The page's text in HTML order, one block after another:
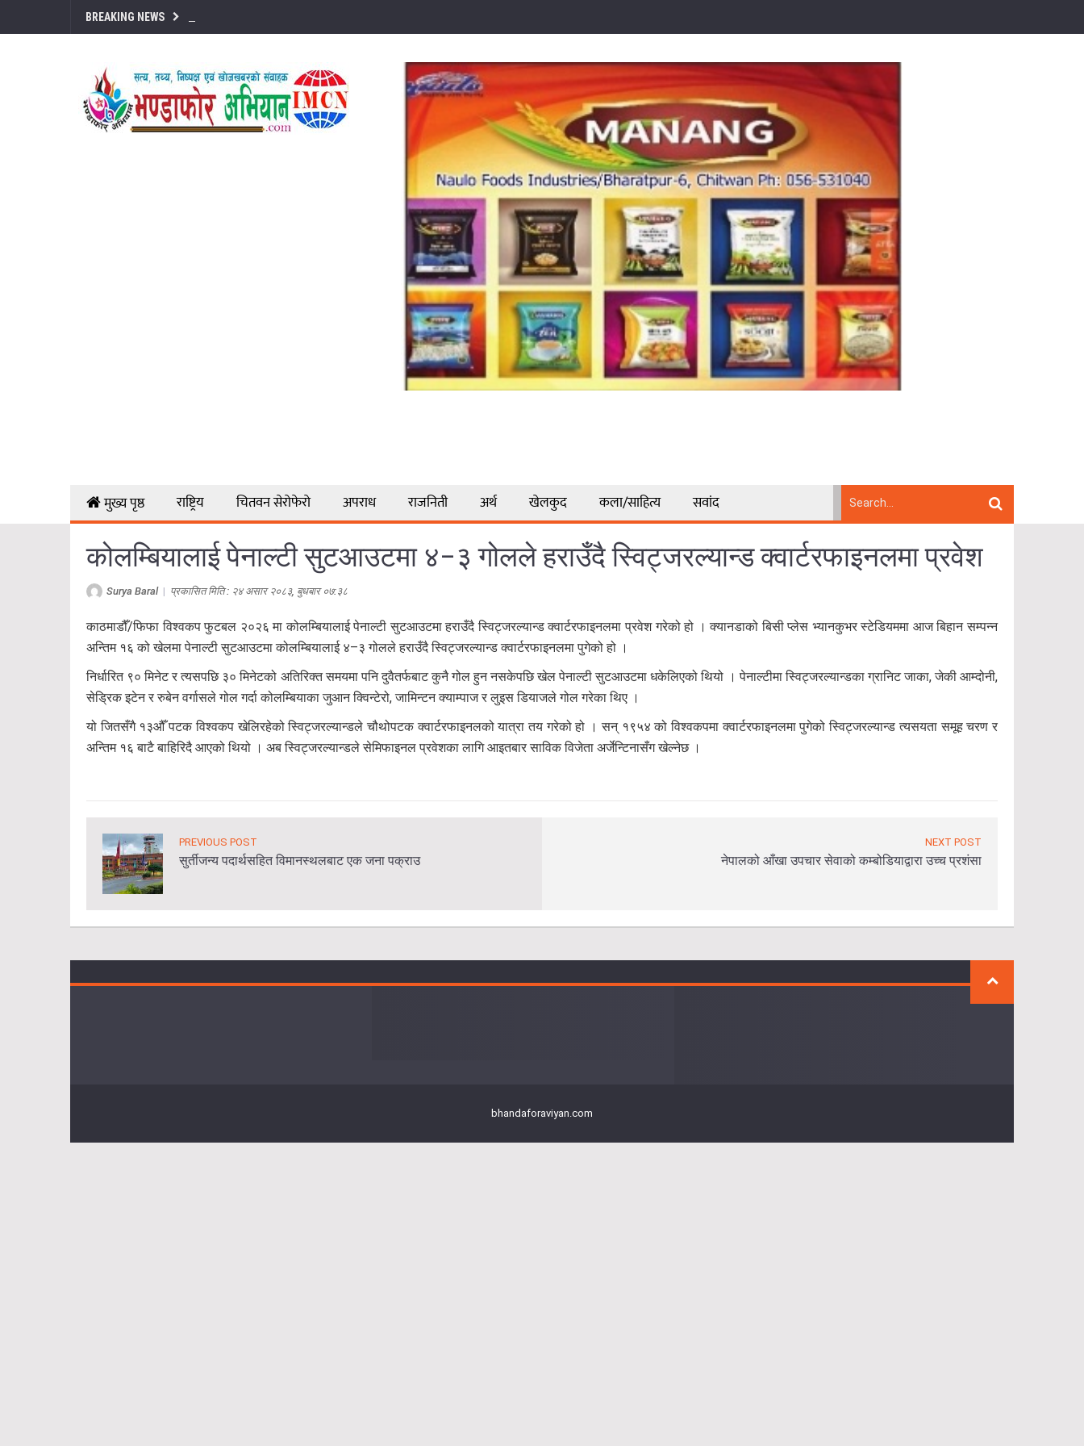
BREAKING NEWS
मुख्य पृष्ठ राष्ट्रिय चितवन सेरोफेरो अपराध राजनिती अर्थ खेलकुद कला/साहित्य सवांद
कोलम्बियालाई पेनाल्टी सुटआउटमा ४–३ गोलले हराउँदै स्विट्जरल्यान्ड क्वार्टरफाइनलमा प्रवेश
Surya Baral| प्रकासित मिति : २४ असार २०८३, बुधबार ०७:३८
काठमाडौँ/फिफा विश्वकप फुटबल २०२६ मा कोलम्बियालाई पेनाल्टी सुटआउटमा हराउँदै स्विट्जरल्यान्ड क्वार्टरफाइनलमा प्रवेश गरेको हो । क्यानडाको बिसी प्लेस भ्यानकुभर स्टेडियममा आज बिहान सम्पन्न
अन्तिम १६ को खेलमा पेनाल्टी सुटआउटमा कोलम्बियालाई ४–३ गोलले हराउँदै स्विट्जरल्यान्ड क्वार्टरफाइनलमा पुगेको हो ।
निर्धारित ९० मिनेट र त्यसपछि ३० मिनेटको अतिरिक्त समयमा पनि दुवैतर्फबाट कुनै गोल हुन नसकेपछि खेल पेनाल्टी सुटआउटमा धकेलिएको थियो । पेनाल्टीमा स्विट्जरल्यान्डका ग्रानिट जाका, जेकी आम्दोनी,
सेड्रिक इटेन र रुबेन वर्गासले गोल गर्दा कोलम्बियाका जुआन क्विन्टेरो, जामिन्टन क्याम्पाज र लुइस डियाजले गोल गरेका थिए ।
यो जितसँगै १३औँ पटक विश्वकप खेलिरहेको स्विट्जरल्यान्डले चौथोपटक क्वार्टरफाइनलको यात्रा तय गरेको हो । सन् १९५४ को विश्वकपमा क्वार्टरफाइनलमा पुगेको स्विट्जरल्यान्ड त्यसयता समूह चरण र
अन्तिम १६ बाटै बाहिरिदै आएको थियो । अब स्विट्जरल्यान्डले सेमिफाइनल प्रवेशका लागि आइतबार साविक विजेता अर्जेन्टिनासँग खेल्नेछ ।
PREVIOUS POST
सुर्तीजन्य पदार्थसहित विमानस्थलबाट एक जना पक्राउ
NEXT POST
नेपालको आँखा उपचार सेवाको कम्बोडियाद्वारा उच्च प्रशंसा
bhandaforaviyan.com